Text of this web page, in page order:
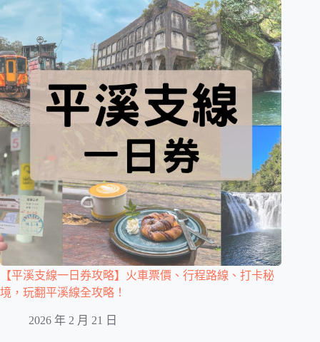
【平溪支線一日券攻略】火車票價、行程路線、打卡秘
境，玩翻平溪線全攻略！
2026 年 2 月 21 日